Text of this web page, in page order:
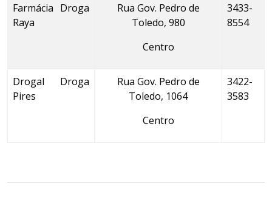
Farmácia Droga
Raya
Rua Gov. Pedro de
Toledo, 980
Centro
3433-
8554
Drogal Droga
Pires
Rua Gov. Pedro de
Toledo, 1064
Centro
3422-
3583